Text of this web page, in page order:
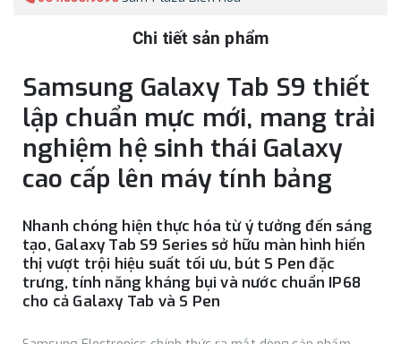
Chi tiết sản phẩm
Samsung Galaxy Tab S9 thiết
lập chuẩn mực mới, mang trải
nghiệm hệ sinh thái Galaxy
cao cấp lên máy tính bảng
Nhanh chóng hiện thực hóa từ ý tưởng đến sáng
tạo, Galaxy Tab S9 Series sở hữu màn hình hiển
thị vượt trội hiệu suất tối ưu, bút S Pen đặc
trưng, tính năng kháng bụi và nước chuẩn IP68
cho cả Galaxy Tab và S Pen